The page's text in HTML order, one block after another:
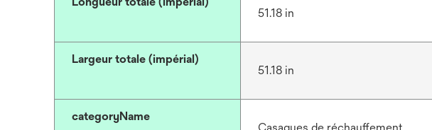
51.18 in
Largeur totale (impérial)
51.18 in
categoryName